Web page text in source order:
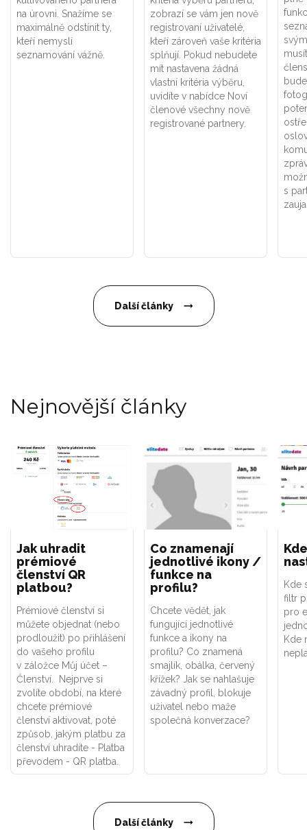
na úrovni. Snažíme se
maximálně odstínit ty,
kteří nemyslí
seznamování vážně.
zobrazí se vám jen nově
registrovaní uživatelé,
kteří zároveň vaše kritéria
splňují. Pokud nebudete
mít nastavena žádná
vlastní kritéria výběru,
uvidíte v nabídce Noví
členové všechny nově
registrované partnery.
s
Další články
Nejnovější články
Jak uhradit
prémiové
členství QR
platbou?
Prémiové členství si
můžete objednat (nebo
prodloužit) po přihlášení
do vašeho profilu
v záložce Můj účet –
Členství. Nejprve si
zvolíte období, na které
chcete prémiové
členství aktivovat, poté
způsob, jakým platbu za
členství uhradíte - Platba
převodem - QR platba.
Co znamenají
jednotlivé ikony /
funkce na
profilu?
Chcete vědět, jak
fungující jednotlivé
funkce a ikony na
profilu? Co znamená
smajlík, obálka, červený
křížek? Jak se nahlašuje
závadný profil, blokuje
uživatel nebo maže
společná konverzace?
Kde
filtr
pro
Kde
Další články